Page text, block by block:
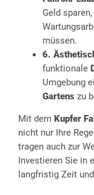
Geld
müssen.
6.
funktionale
Umgebung
Gartens zu
Mit dem Kupfer
nicht nur Ihre
tragen auch zur
Investieren Sie in
langfristig Zeit